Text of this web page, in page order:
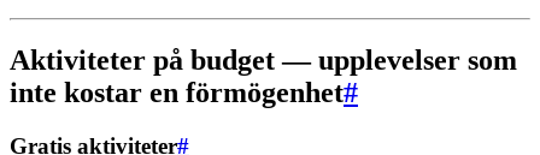
Aktiviteter på budget — upplevelser som
inte kostar en förmögenhet#
Gratis aktiviteter#